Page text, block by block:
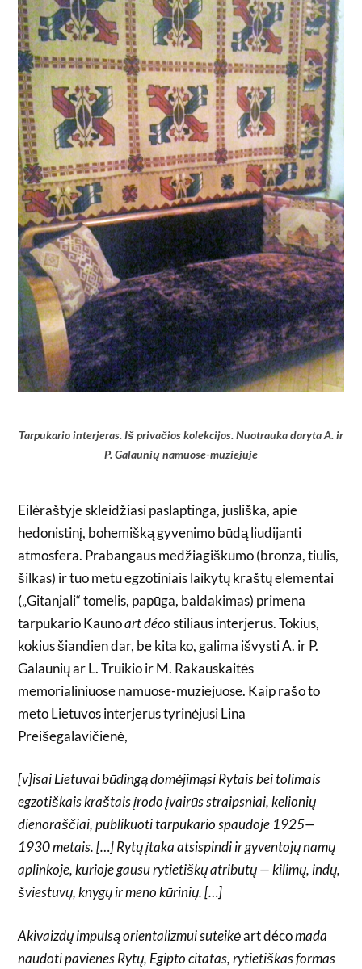
Tarpukario interjeras. Iš privačios kolekcijos. Nuotrauka daryta A. ir
P. Galaunių namuose-muziejuje
Eilėraštyje skleidžiasi paslaptinga, jusliška, apie
hedonistinį, bohemišką gyvenimo būdą liudijanti
atmosfera. Prabangaus medžiagiškumo (bronza, tiulis,
šilkas) ir tuo metu egzotiniais laikytų kraštų elementai
(„Gitanjali“ tomelis, papūga, baldakimas) primena
tarpukario Kaunoart décostiliaus interjerus. Tokius,
kokius šiandien dar, be kita ko, galima išvysti A. ir P.
Galaunių ar L. Truikio ir M. Rakauskaitės
memorialiniuose namuose-muziejuose. Kaip rašo to
meto Lietuvos interjerus tyrinėjusi Lina
Preišegalavičienė,
[v]isai Lietuvai būdingą domėjimąsi Rytais bei tolimais
egzotiškais kraštais įrodo įvairūs straipsniai, kelionių
dienoraščiai, publikuoti tarpukario spaudoje 1925—
1930 metais. […] Rytų įtaka atsispindi ir gyventojų namų
aplinkoje, kurioje gausu rytietiškų atributų — kilimų, indų,
šviestuvų, knygų ir meno kūrinių. […]
Akivaizdų impulsą orientalizmui suteikėart décomada
naudoti pavienes Rytų, Egipto citatas, rytietiškas formas